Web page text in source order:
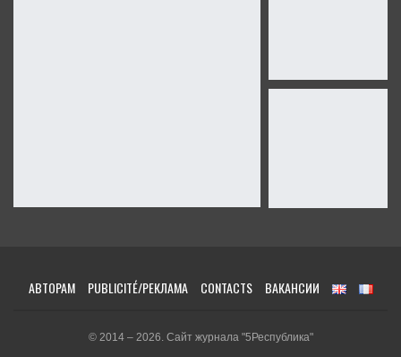
АВТОРАМ PUBLICITÉ/РЕКЛАМА CONTACTS ВАКАНСИИ
© 2014 – 2026. Сайт журнала "5Республика"